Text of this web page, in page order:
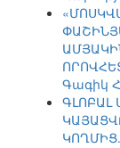
Գագիկ
ԳԼՈԲԱԼ